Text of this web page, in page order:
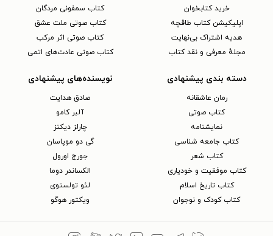
خرید کتابخوان
اپلیکیشن کتاب طاقچه
هدیه اشتراک بی‌نهایت
مجلهٔ معرفی و نقد کتاب
کتاب سمفونی مردگان
کتاب صوتی ملت عشق
کتاب صوتی اثر مرکب
کتاب صوتی عادت‌های اتمی
دسته بندی پیشنهادی
رمان عاشقانه
کتاب‌ صوتی
نمایشنامه
کتاب جامعه شناسی
کتاب شعر
کتاب موفقیت و خودیاری
کتاب تاریخ اسلام
کتاب کودک و نوجوان
نویسنده‌های پیشنهادی
صادق هدایت
آلبر کامو
چارلز دیکنز
گی دو موپاسان
جورج اورول
الکساندر دوما
لئو تولستوی
ویکتور هوگو